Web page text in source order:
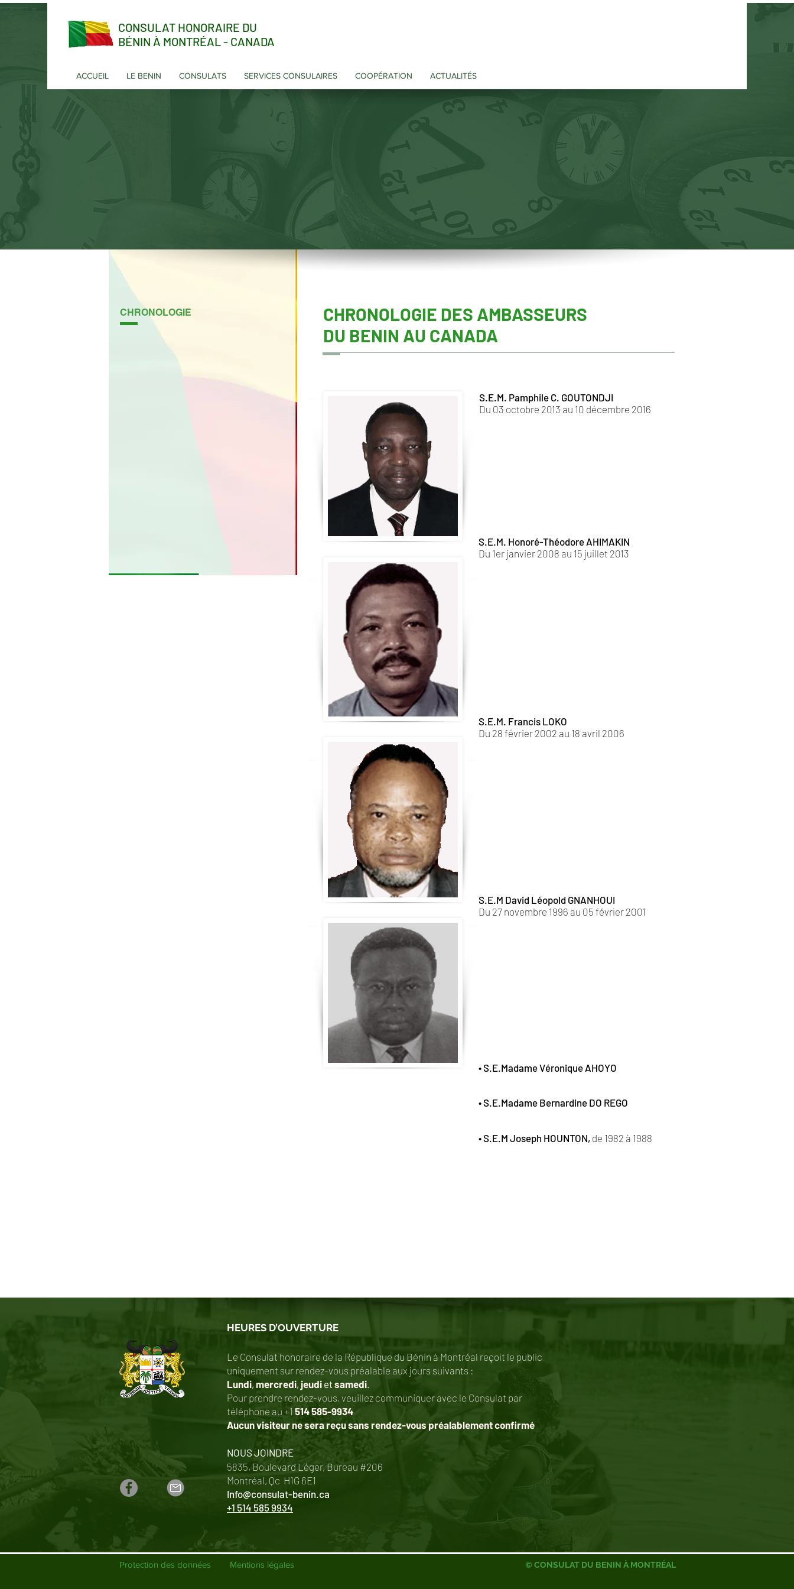
CHRONOLOGIE
CHRONOLOGIE DES AMBASSEURS
DU BENIN AU CANADA
S.E.M. Pamphile C. GOUTONDJI
Du 03 octobre 2013 au 10 décembre 2016
S.E.M. Honoré-Théodore AHIMAKIN
Du 1er janvier 2008 au 15 juillet 2013
S.E.M. Francis LOKO
Du 28 février 2002 au 18 avril 2006
S.E.M David Léopold GNANHOUI
Du 27 novembre 1996 au 05 février 2001
• S.E.Madame Véronique AHOYO
• S.E.Madame Bernardine DO REGO
• S.E.M Joseph HOUNTON, de 1982 à 1988
CONSULAT HONORAIRE DU
BÉNIN À MONTRÉAL - CANADA
ACCUEIL LE BENIN CONSULATS SERVICES CONSULAIRES COOPÉRATION ACTUALITÉS
HEURES D’OUVERTURE
Le Consulat honoraire de la République du Bénin à Montréal reçoit le public
uniquement sur rendez-vous préalable aux jours suivants :
Lundi, mercredi, jeudi etsamedi.
Pour prendre rendez-vous, veuillez communiquer avec le Consulat par
téléphone au +1 514 585-9934
Aucun visiteur ne sera reçu sans rendez-vous préalablement confirmé
NOUS JOINDRE
5835, Boulevard Léger, Bureau #206
Montréal, Qc H1G 6E1
Info@consulat-benin.ca
+1 514 585 9934
Protection des données Mentions légales © CONSULAT DU BENIN À MONTRÉAL